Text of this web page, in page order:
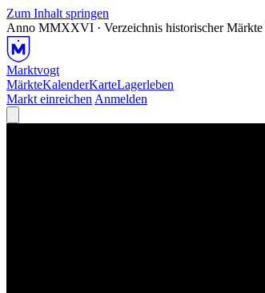
Zum Inhalt springen
Anno MMXXVI · Verzeichnis historischer Märkte
Marktvogt
MärkteKalenderKarteLagerleben
Markt einreichen Anmelden